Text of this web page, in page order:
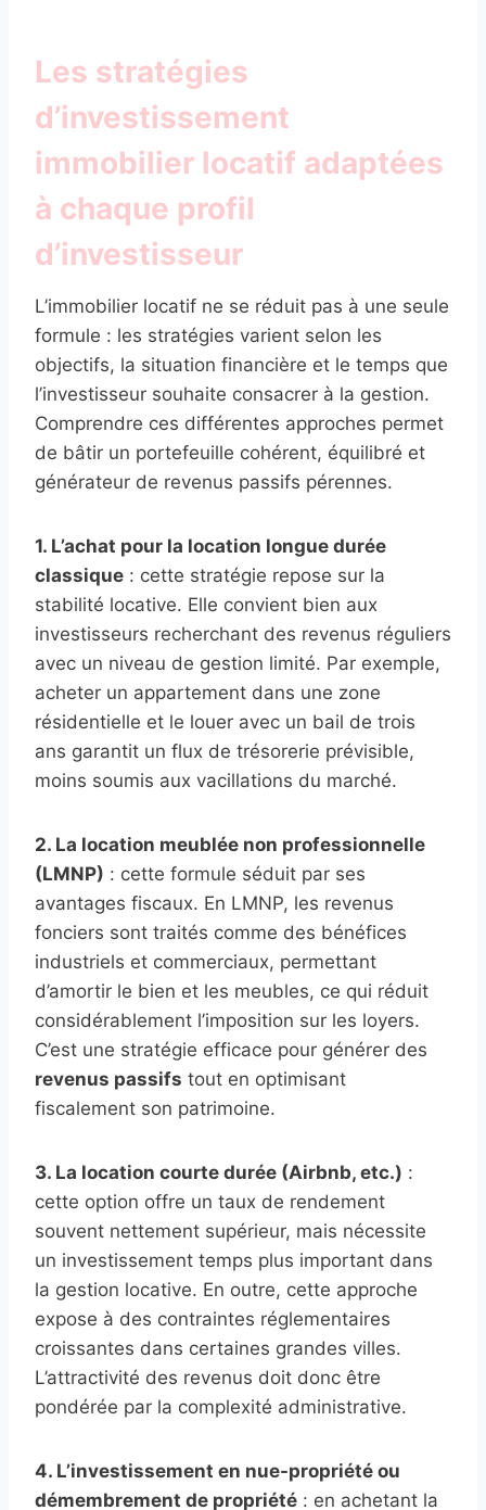
Les stratégies
d’investissement
immobilier locatif adaptées
à chaque profil
d’investisseur
L’immobilier locatif ne se réduit pas à une seule
formule : les stratégies varient selon les
objectifs, la situation financière et le temps que
l’investisseur souhaite consacrer à la gestion.
Comprendre ces différentes approches permet
de bâtir un portefeuille cohérent, équilibré et
générateur de revenus passifs pérennes.
1. L’achat pour la location longue durée
classique : cette stratégie repose sur la
stabilité locative. Elle convient bien aux
investisseurs recherchant des revenus réguliers
avec un niveau de gestion limité. Par exemple,
acheter un appartement dans une zone
résidentielle et le louer avec un bail de trois
ans garantit un flux de trésorerie prévisible,
moins soumis aux vacillations du marché.
2. La location meublée non professionnelle
(LMNP) : cette formule séduit par ses
avantages fiscaux. En LMNP, les revenus
fonciers sont traités comme des bénéfices
industriels et commerciaux, permettant
d’amortir le bien et les meubles, ce qui réduit
considérablement l’imposition sur les loyers.
C’est une stratégie efficace pour générer des
revenus passifs tout en optimisant
fiscalement son patrimoine.
3. La location courte durée (Airbnb, etc.) :
cette option offre un taux de rendement
souvent nettement supérieur, mais nécessite
un investissement temps plus important dans
la gestion locative. En outre, cette approche
expose à des contraintes réglementaires
croissantes dans certaines grandes villes.
L’attractivité des revenus doit donc être
pondérée par la complexité administrative.
4. L’investissement en nue-propriété ou
démembrement de propriété : en achetant la